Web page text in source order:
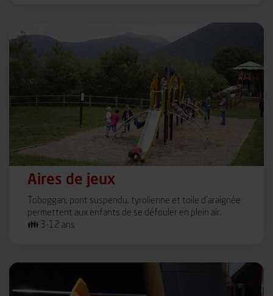
Aires de jeux
Toboggan, pont suspendu, tyrolienne et toile d’araignée
permettent aux enfants de se défouler en plein air.
👪 3-12 ans